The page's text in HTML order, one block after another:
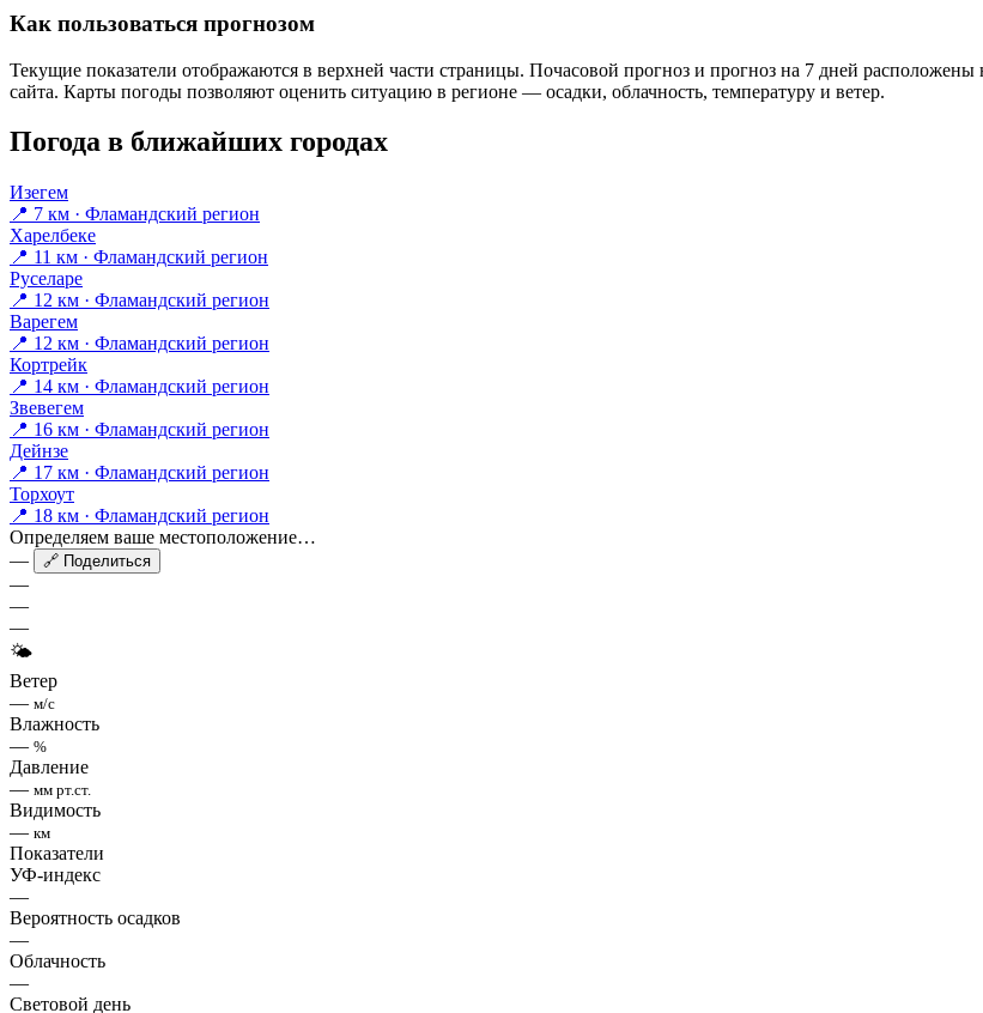
Как пользоваться прогнозом
Текущие показатели отображаются в верхней части страницы. Почасовой прогноз и прогноз на 7 дней
сайта. Карты погоды позволяют оценить ситуацию в регионе — осадки, облачность, температуру и ветер.
Погода в ближайших городах
Изегем
📍 7 км · Фламандский регион
Харелбеке
📍 11 км · Фламандский регион
Руселаре
📍 12 км · Фламандский регион
Варегем
📍 12 км · Фламандский регион
Кортрейк
📍 14 км · Фламандский регион
Звевегем
📍 16 км · Фламандский регион
Дейнзе
📍 17 км · Фламандский регион
Торхоут
📍 18 км · Фламандский регион
Определяем ваше местоположение…
—
🔗 Поделиться
—
—
—
🌤
Ветер
— м/с
Влажность
— %
Давление
— мм рт.ст.
Видимость
— км
Показатели
УФ-индекс
—
Вероятность осадков
—
Облачность
—
Световой день